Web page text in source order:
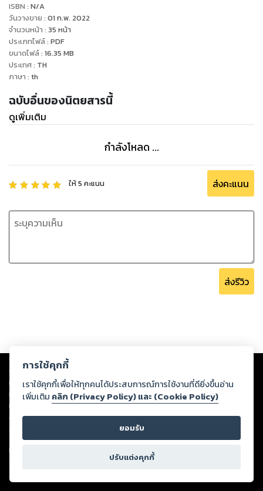
ISBN : N/A
วันวางขาย : 01 ก.พ. 2022
จำนวนหน้า : 35 หน้า
ประเภทไฟล์: PDF
ขนาดไฟล์: 16.35 MB
ประเทศ: TH
ภาษา : th
ฉบับอื่นของนิตยสารนี้
ดูเพิ่มเติม
กำลังโหลด ...
ให้5 คะแนน ส่งคะแนน
ส่งรีวิว
Copyright © 2026
ต่อผลงานหรือเนื้อหาใดที่อัปโหลดผ่านเว็บไซต์และปรากฏว่าละเมิดสิทธิใน
ทรัพย์สินทางปัญญาของบุคคลอื่นหรือขัดต่อกฎหมายและศีลธรรม ดังนั้น ผู้อ่าน
ทุกท่านโปรดใช้วิจารณญาณในการกลั่นกรองด้วยตนเอง และหากท่านพบว่าส่วน
หนึ่งส่วนใดขัดต่อกฎหมายและศีลธรรม กรุณาแจ้งมายังบริษัท เพื่อทีมงานจะได้
ดำเนินการในทันที ทั้งนี้ ทางสตอรี่ล็อกขอสงวนลิขสิทธิ์ตามพระราชบัญญัติ
ลิขสิทธิ์ พ.ศ. 2537 (ฉบับล่าสุด)
For support: member@ookbee.com
Version
การใช้คุกกี้
เราใช้คุกกี้เพื่อให้ทุกคนได้ประสบการณ์การใช้งานที่ดียิ่งขึ้นอ่าน
เพิ่มเติม คลิก (Privacy Policy) และ (Cookie Policy)
ยอมรับ
ปรับแต่งคุกกี้